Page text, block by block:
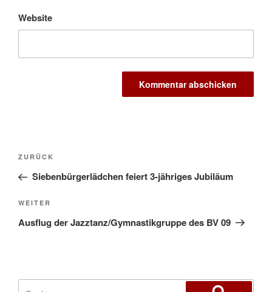
Website
Beitragsnavigation
Vorheriger
Beitrag
ZURÜCK
Siebenbürgerlädchen feiert 3-jähriges Jubiläum
Nächster
Beitrag
WEITER
Ausflug der Jazztanz/Gymnastikgruppe des BV 09